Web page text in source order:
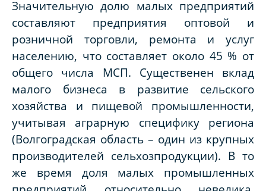
Значительную долю малых предприятий
составляют предприятия оптовой и
розничной торговли, ремонта и услуг
населению, что составляет около 45 % от
общего числа МСП. Существенен вклад
малого бизнеса в развитие сельского
хозяйства и пищевой промышленности,
учитывая аграрную специфику региона
(Волгоградская область – один из крупных
производителей сельхозпродукции). В то
же время доля малых промышленных